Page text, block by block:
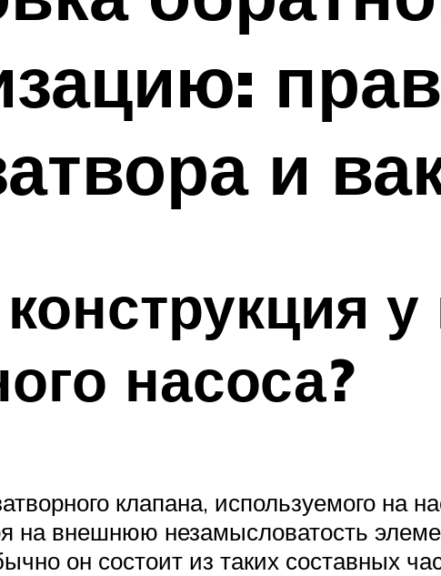
и
насоса?
клапана, используемого на
на внешнюю незамысловатость
он состоит из таких составных